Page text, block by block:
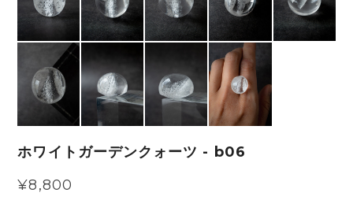
ホワイトガーデンクォーツ - b06
¥8,800